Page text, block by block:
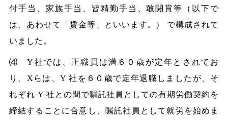
付手当、家族手当、皆精勤手当、敢闘賞等（以下で
は、あわせて「賃金等」といいます。） で構成されて
いました。
⑷ Y社では、正職員は満６０歳が定年とされてお
り、Xらは、Y 社を６０歳で定年退職しましたが、そ
れぞれ Y 社との間で嘱託社員としての有期労働契約を
締結することに合意し、嘱託社員として就労を始めま